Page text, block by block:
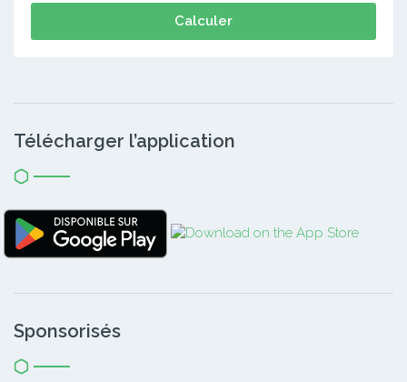
Calculer
Télécharger l’application
Sponsorisés